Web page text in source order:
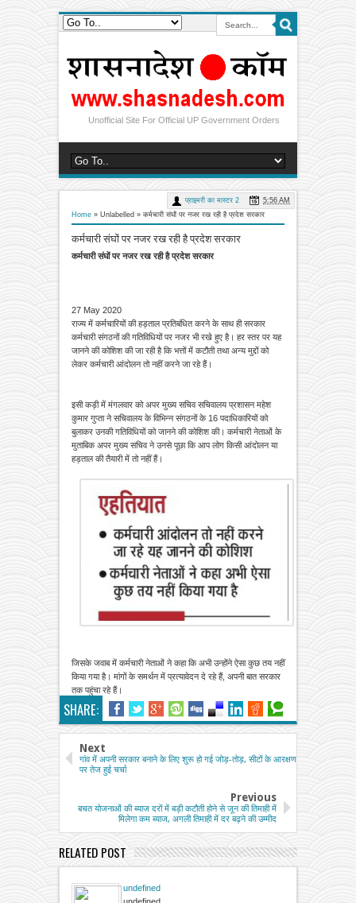
Unofficial Site For Official UP Government Orders
Home » Unlabelled » कर्मचारी संघों पर नजर रख रही है प्रदेश सरकार
कर्मचारी संघों पर नजर रख रही है प्रदेश सरकार
प्राइमरी का मास्टर 2 5:56 AM
कर्मचारी संघों पर नजर रख रही है प्रदेश सरकार
27 May 2020
राज्य में कर्मचारियों की हड़ताल प्रतिबंधित करने के साथ ही सरकार
कर्मचारी संगठनों की गतिविधियों पर नजर भी रखे हुए है। हर स्तर पर यह
जानने की कोशिश की जा रही है कि भत्तों में कटौती तथा अन्य मुद्दों को
लेकर कर्मचारी आंदोलन तो नहीं करने जा रहे हैं।
इसी कड़ी में मंगलवार को अपर मुख्य सचिव सचिवालय प्रशासन महेश
कुमार गुप्ता ने सचिवालय के विभिन्न संगठनों के 16 पदाधिकारियों को
बुलाकर उनकी गतिविधियों को जानने की कोशिश की। कर्मचारी नेताओं के
मुताबिक अपर मुख्य सचिव ने उनसे पूछा कि आप लोग किसी आंदोलन या
हड़ताल की तैयारी में तो नहीं हैं।
जिसके जवाब में कर्मचारी नेताओं ने कहा कि अभी उन्होंने ऐसा कुछ तय नहीं
किया गया है। मांगों के समर्थन में प्रत्यावेदन दे रहे हैं, अपनी बात सरकार
तक पहुंचा रहे हैं।
SHARE:
Next
गांव में अपनी सरकार बनाने के लिए शुरू हो गई जोड़-तोड़, सीटों के आरक्षण
पर तेज हुई चर्चा
Previous
बचत योजनाओं की ब्याज दरों में बड़ी कटौती होने से जून की तिमाही में
मिलेगा कम ब्याज, अगली तिमाही में दर बढ़ने की उम्मीद
RELATED POST
undefined